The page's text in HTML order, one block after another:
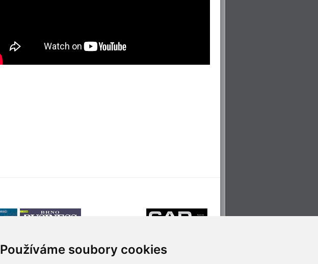
Používáme soubory cookies